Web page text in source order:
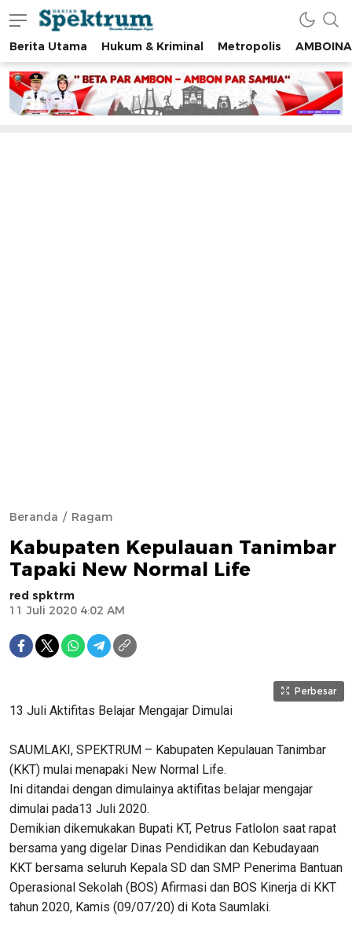
spektrumonline.com
Berita Utama Hukum & Kriminal Metropolis AMBOINA
Beranda Ragam
Kabupaten Kepulauan Tanimbar
Tapaki New Normal Life
red spktrm
11 Juli 2020 4:02 AM
Perbesar
13 Juli Aktifitas Belajar Mengajar Dimulai
SAUMLAKI, SPEKTRUM – Kabupaten Kepulauan Tanimbar
(KKT) mulai menapaki New Normal Life.
Ini ditandai dengan dimulainya aktifitas belajar mengajar
dimulai pada13 Juli 2020.
Demikian dikemukakan Bupati KT, Petrus Fatlolon saat rapat
bersama yang digelar Dinas Pendidikan dan Kebudayaan
KKT bersama seluruh Kepala SD dan SMP Penerima Bantuan
Operasional Sekolah (BOS) Afirmasi dan BOS Kinerja di KKT
tahun 2020, Kamis (09/07/20) di Kota Saumlaki.